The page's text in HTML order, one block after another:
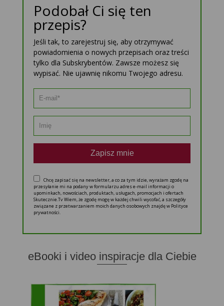
Podobał Ci się ten
przepis?
Jeśli tak, to zarejestruj się, aby otrzymywać
powiadomienia o nowych przepisach oraz treści
tylko dla Subskrybentów. Zawsze możesz się
wypisać. Nie ujawnię nikomu Twojego adresu.
Zapisz mnie
Chcę zapisać się na newsletter, a co za tym idzie, wyrażam zgodę na
przesyłanie mi na podany w formularzu adres e-mail informacji o
upominkach, nowościach, produktach, usługach, promocjach i ofertach
Skutecznie.Tv Wiem, że zgodę mogę w każdej chwili wycofać, a szczegóły
związane z przetwarzaniem moich danych osobowych znajdę w Polityce
prywatności.
eBooki i video inspiracje dla Ciebie